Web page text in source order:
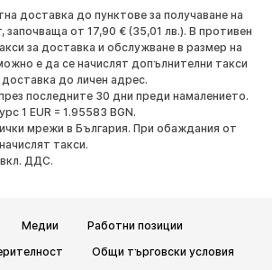
Популярно
Боти
Ботуши
Ниски обувки
доставка до пунктове за получаване на
започваща от 17,90 € (35,01 лв.). В противен
за доставка и обслужване в размер на
е да се начислят допълнителни такси
до личен адрес.
последните 30 дни преди намалението.
1 EUR = 1.95583 BGN.
мрежи в България. При обаждания от
такси.
ДДС.
Медии
Работни позиции
Общи търговски условия